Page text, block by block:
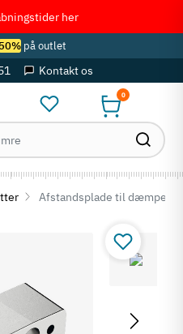
her
50%på outlet
Kontakt os
0
Afstandsplade til dæmper